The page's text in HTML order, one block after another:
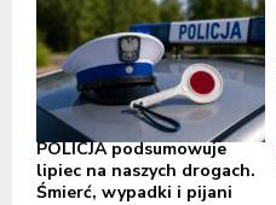
POLICJA podsumowuje
lipiec na naszych drogach.
Śmierć, wypadki i pijani